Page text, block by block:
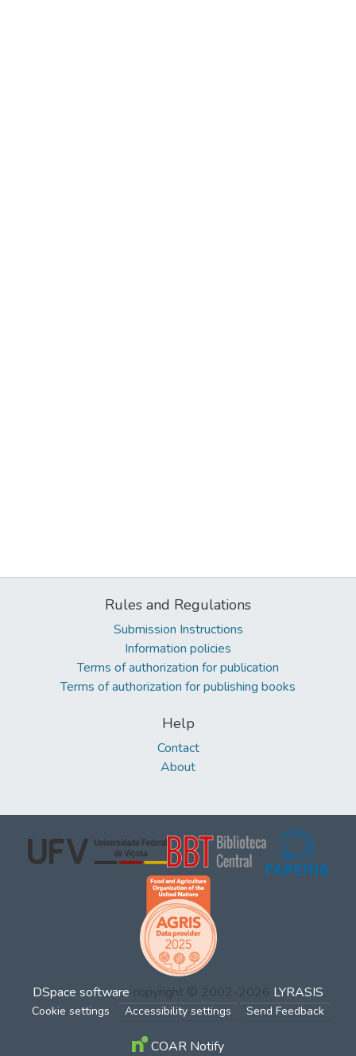
Rules and Regulations
Submission Instructions
Information policies
Terms of authorization for publication
Terms of authorization for publishing books
Help
Contact
About
DSpace software copyright © 2002-2026 LYRASIS
Cookie settings Accessibility settings Send Feedback
COAR Notify